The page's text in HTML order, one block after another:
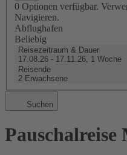
0 Optionen verfügbar.
Navigieren.
Abflughafen
Beliebig
Reisezeitraum & Dauer
17.08.26 - 17.11.26, 1 Woche
Reisende
2 Erwachsene
Suchen
Pauschalreise